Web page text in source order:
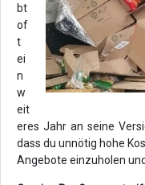
bt
of
t
ei
n
w
eit
eres Jahr an seine
dass du unnötig hohe
Angebote einzuholen